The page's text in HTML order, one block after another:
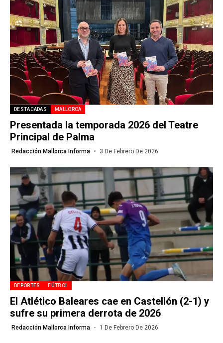
DESTACADAS MALLORCA
Presentada la temporada 2026 del Teatre
Principal de Palma
Redacción Mallorca Informa 3 De Febrero De 2026
DEPORTES FÚTBOL
El Atlético Baleares cae en Castellón (2-1) y
sufre su primera derrota de 2026
Redacción Mallorca Informa 1 De Febrero De 2026